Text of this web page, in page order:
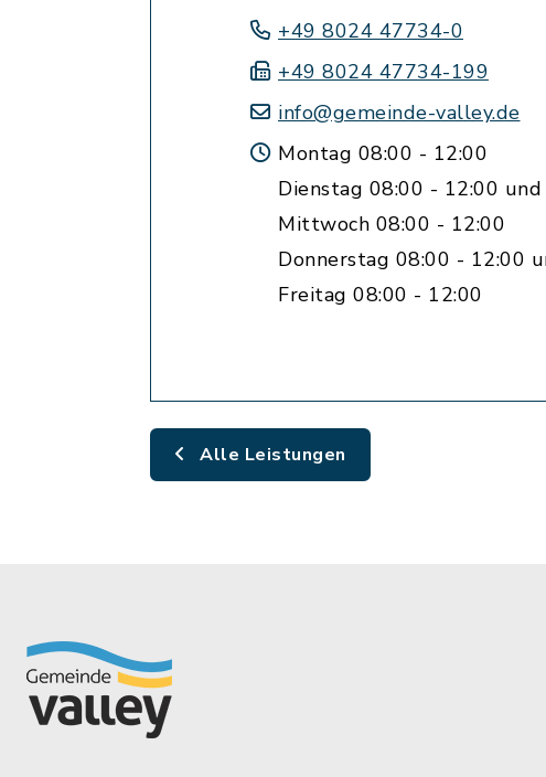
+49 8024 47734-0
+49 8024 47734-199
info@gemeinde-valley.de
Montag 08:00 - 12:00
Dienstag 08:00 - 12:00
Mittwoch 08:00 - 12:00
Donnerstag 08:00 - 12:00
Freitag 08:00 - 12:00
Alle Leistungen